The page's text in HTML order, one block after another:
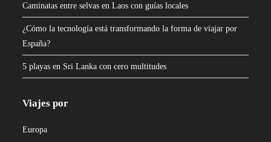
Caminatas entre selvas en Laos con guías locales
¿Cómo la tecnología está transformando la forma de viajar por
España?
5 playas en Sri Lanka con cero multitudes
Viajes por
Europa